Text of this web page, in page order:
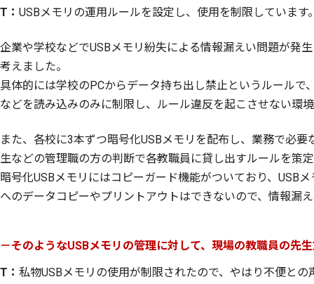
T： USBメモリの運用ルールを設定し、使用を制限しています
企業や学校などでUSBメモリ紛失による情報漏えい問題が発
考えました。
具体的には学校のPCからデータ持ち出し禁止というルールで
などを読み込みのみに制限し、ルール違反を起こさせない環
また、各校に3本ずつ暗号化USBメモリを配布し、業務で必
生などの管理職の方の判断で各教職員に貸し出すルールを策
暗号化USBメモリにはコピーガード機能がついており、USB
へのデータコピーやプリントアウトはできないので、情報漏
－そのようなUSBメモリの管理に対して、現場の教職員の先
T： 私物USBメモリの使用が制限されたので、やはり不便と